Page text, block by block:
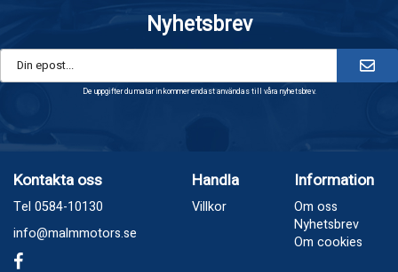
Nyhetsbrev
De uppgifter du matar in kommer endast användas till våra nyhetsbrev.
Kontakta oss
Tel 0584-10130
info@malmmotors.se
Handla
Villkor
Information
Om oss
Nyhetsbrev
Om cookies